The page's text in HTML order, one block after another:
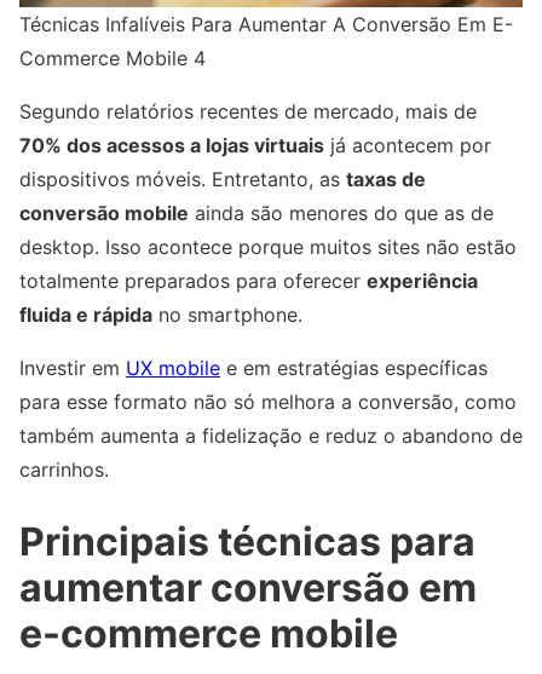
Técnicas Infalíveis Para Aumentar A Conversão Em E-
Commerce Mobile 4
Segundo relatórios recentes de mercado, mais de
70% dos acessos a lojas virtuais já acontecem por
dispositivos móveis. Entretanto, as taxas de
conversão mobile ainda são menores do que as de
desktop. Isso acontece porque muitos sites não estão
totalmente preparados para oferecer experiência
fluida e rápida no smartphone.
Investir em UX mobile e em estratégias específicas
para esse formato não só melhora a conversão, como
também aumenta a fidelização e reduz o abandono de
carrinhos.
Principais técnicas para
aumentar conversão em
e-commerce mobile